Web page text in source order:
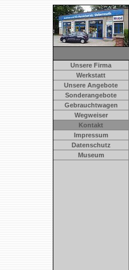
Unsere Firma
Werkstatt
Unsere Angebote
Sonderangebote
Gebrauchtwagen
Wegweiser
Kontakt
Impressum
Datenschutz
Museum